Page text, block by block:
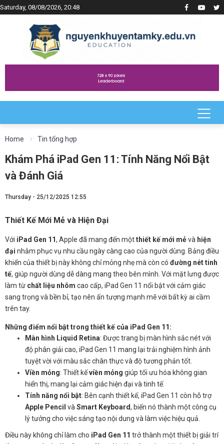
Saturday, 08/08/2026, 20:48
Home Tin tổng hợp
Khám Phá iPad Gen 11: Tính Năng Nổi Bật
và Đánh Giá
Thursday - 25/12/2025 12:55
Thiết Kế Mới Mẻ và Hiện Đại
Với iPad Gen 11, Apple đã mang đến mộtthiết kế mới mẻvà hiện
đại nhằm phục vụ nhu cầu ngày càng cao của người dùng. Bảng điều
khiển của thiết bị này không chỉ mỏng nhẹ mà còn có đường nét tinh
tế, giúp người dùng dễ dàng mang theo bên mình. Với mặt lưng được
làm từ chất liệu nhôm cao cấp, iPad Gen 11 nổi bật với cảm giác
sang trọng và bền bỉ, tạo nên ấn tượng mạnh mẽ với bất kỳ ai cầm
trên tay.
Những điểm nổi bật trong thiết kế của iPad Gen 11 :
Màn hình Liquid Retina: Được trang bị màn hình sắc nét với
độ phân giải cao, iPad Gen 11 mang lại trải nghiệm hình ảnh
tuyệt vời với màu sắc chân thực và độ tương phản tốt.
Viền mỏng: Thiết kếviền mỏng giúp tối ưu hóa không gian
hiển thị, mang lại cảm giác hiện đại và tinh tế.
Tính năng nổi bật: Bên cạnh thiết kế, iPad Gen 11 còn hỗ trợ
Apple Pencil và Smart Keyboard, biến nó thành một công cụ
lý tưởng cho việc sáng tạo nội dung và làm việc hiệu quả.
Điều này không chỉ làm cho iPad Gen 11 trở thành một thiết bị giải trí